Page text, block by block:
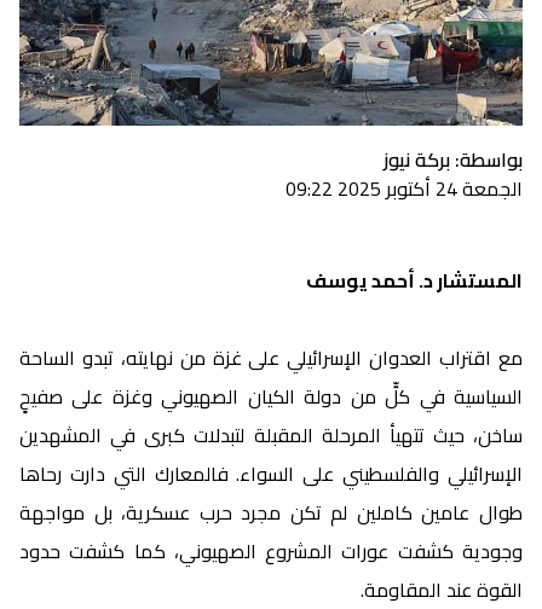
بواسطة: بركة نيوز
الجمعة 24 أكتوبر 2025 09:22
المستشار د. أحمد يوسف
مع اقتراب العدوان الإسرائيلي على غزة من نهايته، تبدو الساحة
السياسية في كلٍّ من دولة الكيان الصهيوني وغزة على صفيحٍ
ساخن، حيث تتهيأ المرحلة المقبلة لتبدلات كبرى في المشهدين
الإسرائيلي والفلسطيني على السواء. فالمعارك التي دارت رحاها
طوال عامين كاملين لم تكن مجرد حرب عسكرية، بل مواجهة
وجودية كشفت عورات المشروع الصهيوني، كما كشفت حدود
القوة عند المقاومة.